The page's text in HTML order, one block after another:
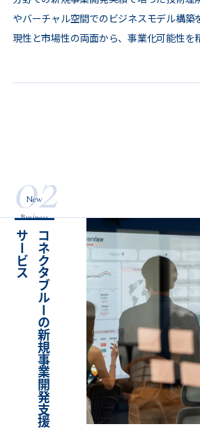
やバーチャル空間でのビジネスモデル構築
現性と市場性の両面から、事業化可能性を
02
New
Business
コ
ネ
ク
タ
ブ
ル
ー
の
新
規
事
業
開
発
支
援
サ
ー
ビ
ス